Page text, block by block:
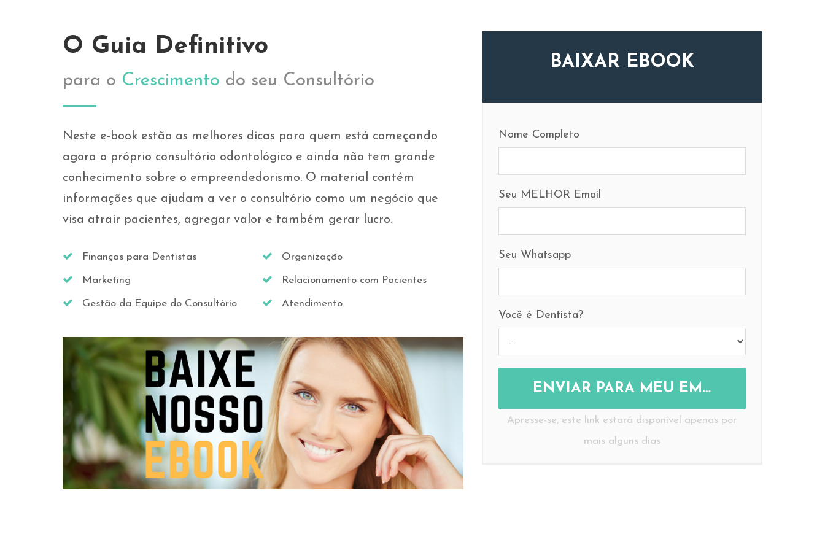
O Guia Definitivo
para o Crescimento do seu Consultório
Neste e-book estão as melhores dicas para quem está começando
agora o próprio consultório odontológico e ainda não tem grande
conhecimento sobre o empreendedorismo. O material contém
informações que ajudam a ver o consultório como um negócio que
visa atrair pacientes, agregar valor e também gerar lucro.
Finanças para Dentistas Organização
Marketing Relacionamento com Pacientes
Gestão da Equipe do Consultório Atendimento
BAIXAR EBOOK
Nome Completo
Seu MELHOR Email
Seu Whatsapp
Você é Dentista?
ENVIAR PARA MEU EMAIL
Apresse-se, este link estará disponível apenas por
mais alguns dias